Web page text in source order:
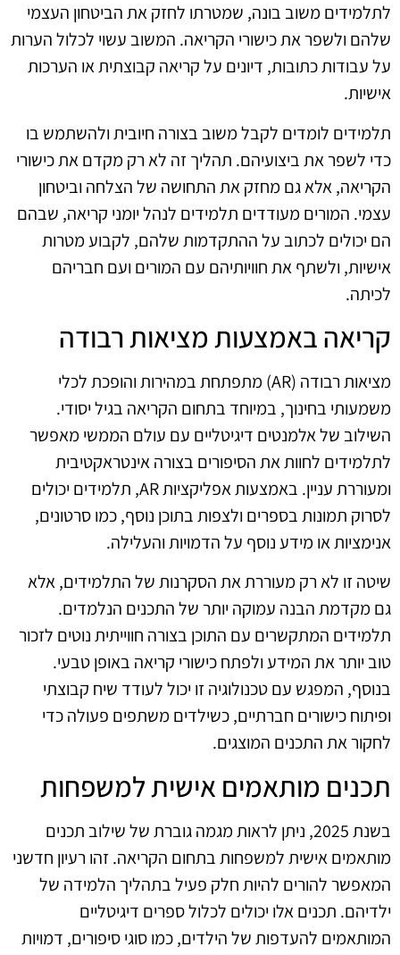
לתלמידים משוב בונה, שמטרתו לחזק את הביטחון העצמי
שלהם ולשפר את כישורי הקריאה. המשוב עשוי לכלול הערות
על עבודות כתובות, דיונים על קריאה קבוצתית או הערכות
אישיות.
תלמידים לומדים לקבל משוב בצורה חיובית ולהשתמש בו
כדי לשפר את ביצועיהם. תהליך זה לא רק מקדם את כישורי
הקריאה, אלא גם מחזק את התחושה של הצלחה וביטחון
עצמי. המורים מעודדים תלמידים לנהל יומני קריאה, שבהם
הם יכולים לכתוב על ההתקדמות שלהם, לקבוע מטרות
אישיות, ולשתף את חוויותיהם עם המורים ועם חבריהם
לכיתה.
קריאה באמצעות מציאות רבודה
מציאות רבודה (AR) מתפתחת במהירות והופכת לכלי
משמעותי בחינוך, במיוחד בתחום הקריאה בגיל יסודי.
השילוב של אלמנטים דיגיטליים עם עולם הממשי מאפשר
לתלמידים לחוות את הסיפורים בצורה אינטראקטיבית
ומעוררת עניין. באמצעות אפליקציות AR, תלמידים יכולים
לסרוק תמונות בספרים ולצפות בתוכן נוסף, כמו סרטונים,
אנימציות או מידע נוסף על הדמויות והעלילה.
שיטה זו לא רק מעוררת את הסקרנות של התלמידים, אלא
גם מקדמת הבנה עמוקה יותר של התכנים הנלמדים.
תלמידים המתקשרים עם התוכן בצורה חווייתית נוטים לזכור
טוב יותר את המידע ולפתח כישורי קריאה באופן טבעי.
בנוסף, המפגש עם טכנולוגיה זו יכול לעודד שיח קבוצתי
ופיתוח כישורים חברתיים, כשילדים משתפים פעולה כדי
לחקור את התכנים המוצגים.
תכנים מותאמים אישית למשפחות
בשנת 2025, ניתן לראות מגמה גוברת של שילוב תכנים
מותאמים אישית למשפחות בתחום הקריאה. זהו רעיון חדשני
המאפשר להורים להיות חלק פעיל בתהליך הלמידה של
ילדיהם. תכנים אלו יכולים לכלול ספרים דיגיטליים
המותאמים להעדפות של הילדים, כמו סוגי סיפורים, דמויות